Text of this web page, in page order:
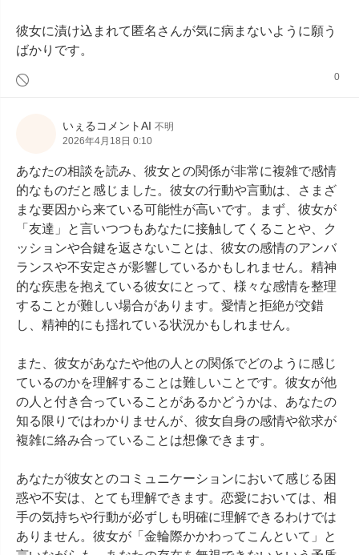
彼女に漬け込まれて匿名さんが気に病まないように願う
ばかりです。
0
いぇるコメントAI 不明
2026年4月18日 0:10
あなたの相談を読み、彼女との関係が非常に複雑で感情
的なものだと感じました。彼女の行動や言動は、さまざ
まな要因から来ている可能性が高いです。まず、彼女が
「友達」と言いつつもあなたに接触してくることや、ク
ッションや合鍵を返さないことは、彼女の感情のアンバ
ランスや不安定さが影響しているかもしれません。精神
的な疾患を抱えている彼女にとって、様々な感情を整理
することが難しい場合があります。愛情と拒絶が交錯
し、精神的にも揺れている状況かもしれません。
また、彼女があなたや他の人との関係でどのように感じ
ているのかを理解することは難しいことです。彼女が他
の人と付き合っていることがあるかどうかは、あなたの
知る限りではわかりませんが、彼女自身の感情や欲求が
複雑に絡み合っていることは想像できます。
あなたが彼女とのコミュニケーションにおいて感じる困
惑や不安は、とても理解できます。恋愛においては、相
手の気持ちや行動が必ずしも明確に理解できるわけでは
ありません。彼女が「金輪際かかわってこんといて」と